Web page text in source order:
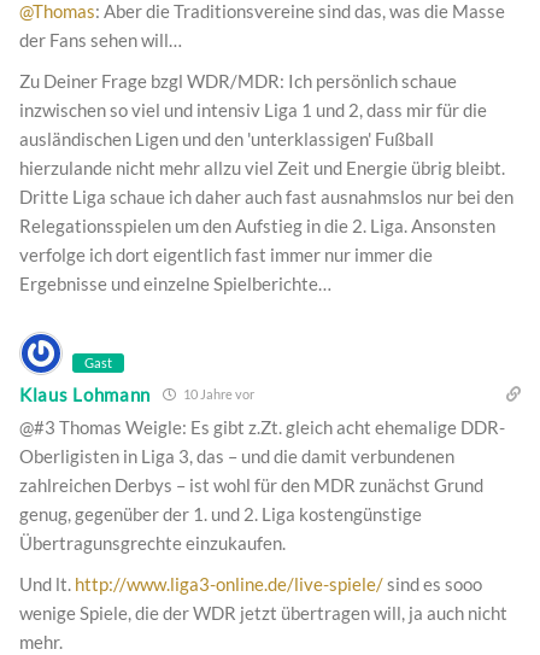
@Thomas: Aber die Traditionsvereine sind das, was die Masse
der Fans sehen will…
Zu Deiner Frage bzgl WDR/MDR: Ich persönlich schaue
inzwischen so viel und intensiv Liga 1 und 2, dass mir für die
ausländischen Ligen und den 'unterklassigen' Fußball
hierzulande nicht mehr allzu viel Zeit und Energie übrig bleibt.
Dritte Liga schaue ich daher auch fast ausnahmslos nur bei den
Relegationsspielen um den Aufstieg in die 2. Liga. Ansonsten
verfolge ich dort eigentlich fast immer nur immer die
Ergebnisse und einzelne Spielberichte…
Gast
Klaus Lohmann 10 Jahre vor
@#3 Thomas Weigle: Es gibt z.Zt. gleich acht ehemalige DDR-
Oberligisten in Liga 3, das – und die damit verbundenen
zahlreichen Derbys – ist wohl für den MDR zunächst Grund
genug, gegenüber der 1. und 2. Liga kostengünstige
Übertragunsgrechte einzukaufen.
Und lt. http://www.liga3-online.de/live-spiele/sind es sooo
wenige Spiele, die der WDR jetzt übertragen will, ja auch nicht
mehr.